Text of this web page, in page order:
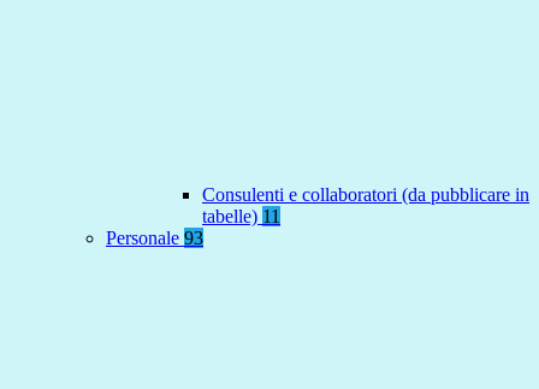
Consulenti e collaboratori (da pubblicare in
tabelle) 11
Personale 93